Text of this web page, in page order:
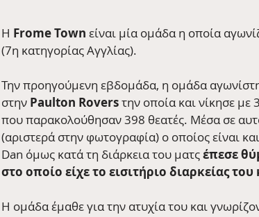
Η Frome Town είναι μία ομάδα η οποία
(7η κατηγορίας Αγγλίας).
Την προηγούμενη εβδομάδα, η ομάδα
στην Paulton Rovers την οποία και νίκησε
που παρακολούθησαν 398 θεατές. Μέσα σε
(αριστερά στην φωτογραφία) ο οποίος είναι
Dan όμως κατά τη διάρκεια του ματς έπεσε
στο οποίο είχε το εισιτήριο διαρκείας
Η ομάδα έμαθε για την ατυχία του και